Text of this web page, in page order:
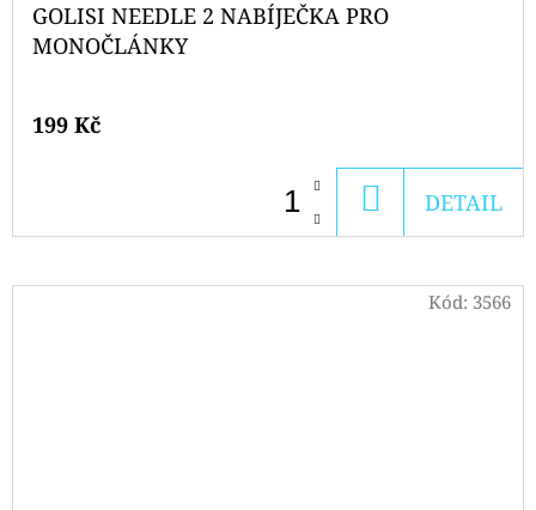
GOLISI NEEDLE 2 NABÍJEČKA PRO
MONOČLÁNKY
199 Kč
KOŠÍKU
DETAIL
Kód: 3566